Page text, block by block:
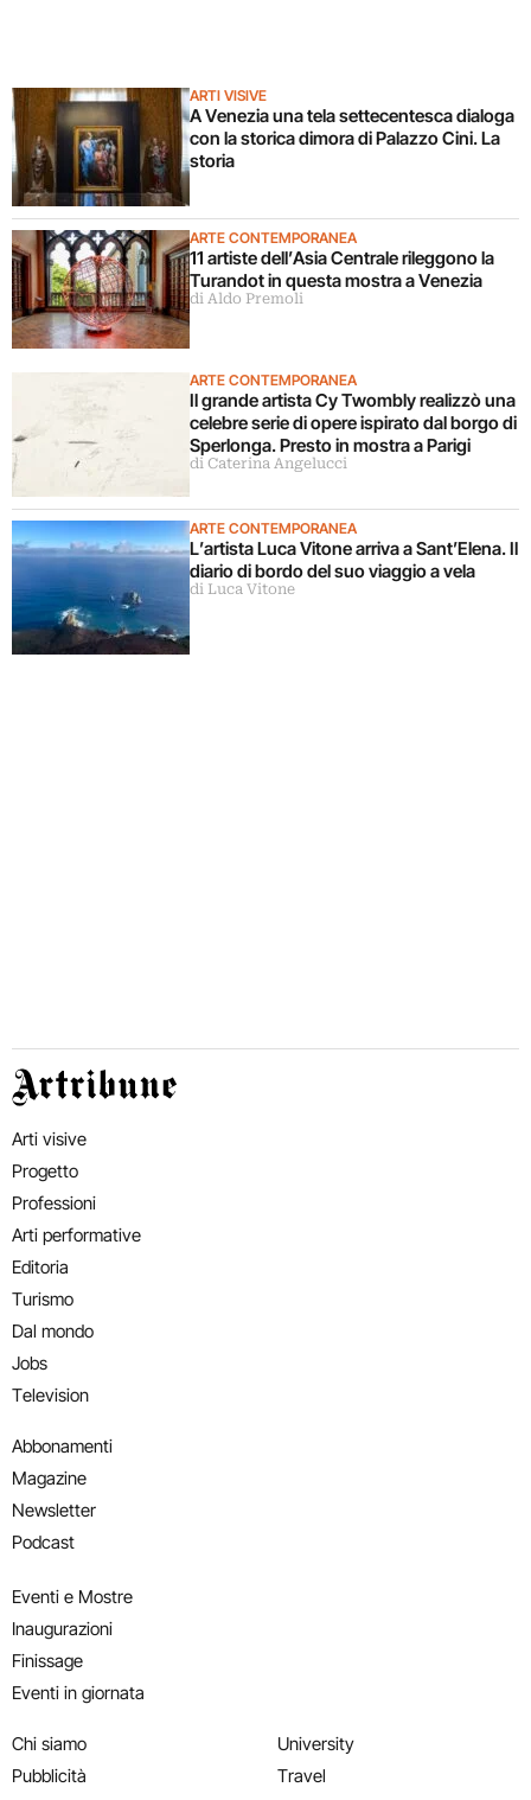
ARTI VISIVE
A Venezia una tela settecentesca dialoga
con la storica dimora di Palazzo Cini. La
storia
ARTE CONTEMPORANEA
11 artiste dell’Asia Centrale rileggono la
Turandot in questa mostra a Venezia
di Aldo Premoli
ARTE CONTEMPORANEA
Il grande artista Cy Twombly realizzò una
celebre serie di opere ispirato dal borgo di
Sperlonga. Presto in mostra a Parigi
di Caterina Angelucci
ARTE CONTEMPORANEA
L’artista Luca Vitone arriva a Sant’Elena. Il
diario di bordo del suo viaggio a vela
di Luca Vitone
Artribune
Arti visive
Progetto
Professioni
Arti performative
Editoria
Turismo
Dal mondo
Jobs
Television
Abbonamenti
Magazine
Newsletter
Podcast
Eventi e Mostre
Inaugurazioni
Finissage
Eventi in giornata
Chi siamo
Pubblicità
University
Travel